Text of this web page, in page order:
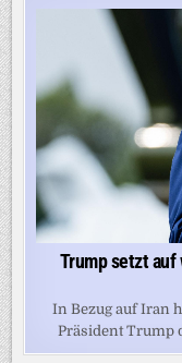
Trump setzt
In Bezug auf Iran
Präsident Trump